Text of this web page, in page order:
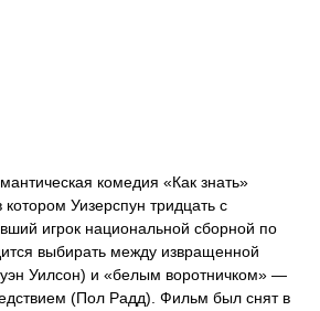
комедия «Как знать»
Уизерспун тридцать с
игрок национальной сборной по
выбирать между извращенной
Уилсон) и «белым воротничком» —
(Пол Радд). Фильм был снят в